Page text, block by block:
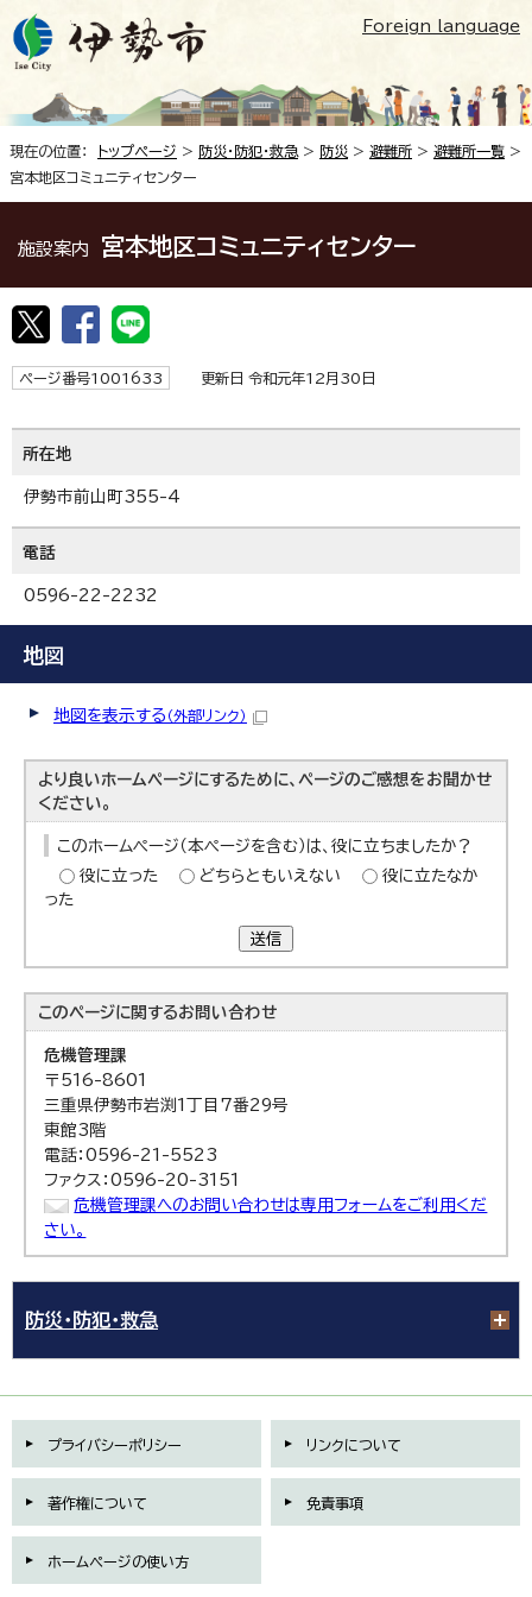
Foreign language
現在の位置： トップページ > 防災・防犯・救急 > 防災 > 避難所 > 避難所一覧 >
宮本地区コミュニティセンター
施設案内 宮本地区コミュニティセンター
ページ番号1001633 更新日 令和元年12月30日
所在地
伊勢市前山町355-4
電話
0596-22-2232
地図
地図を表示する （外部リンク）
より良いホームページにするために、ページのご感想をお聞かせ
ください。
このホームページ（本ページを含む）は、役に立ちましたか？
役に立った
どちらともいえない
役に立たなか
った
送信
このページに関するお問い合わせ
危機管理課
〒516-8601
三重県伊勢市岩渕1丁目7番29号
東館3階
電話：0596-21-5523
ファクス：0596-20-3151
危機管理課へのお問い合わせは専用フォームをご利用くだ
さい。
防災・防犯・救急
プライバシーポリシー リンクについて
著作権について 免責事項
ホームページの使い方